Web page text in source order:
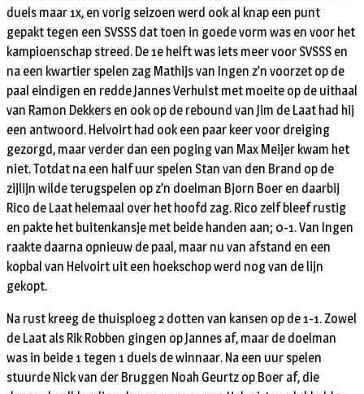
duels maar 1x, en vorig seizoen werd ook al knap een punt
gepakt tegen een SVSSS dat toen in goede vorm was en voor het
kampioenschap streed. De 1e helft was iets meer voor SVSSS en
na een kwartier spelen zag Mathijs van Ingen z’n voorzet op de
paal eindigen en redde Jannes Verhulst met moeite op de uithaal
van Ramon Dekkers en ook op de rebound van Jim de Laat had hij
een antwoord. Helvoirt had ook een paar keer voor dreiging
gezorgd, maar verder dan een poging van Max Meijer kwam het
niet. Totdat na een half uur spelen Stan van den Brand op de
zijlijn wilde terugspelen op z’n doelman Bjorn Boer en daarbij
Rico de Laat helemaal over het hoofd zag. Rico zelf bleef rustig
en pakte het buitenkansje met beide handen aan; 0-1. Van Ingen
raakte daarna opnieuw de paal, maar nu van afstand en een
kopbal van Helvoirt uit een hoekschop werd nog van de lijn
gekopt.
Na rust kreeg de thuisploeg 2 dotten van kansen op de 1-1. Zowel
de Laat als Rik Robben gingen op Jannes af, maar de doelman
was in beide 1 tegen 1 duels de winnaar. Na een uur spelen
stuurde Nick van der Bruggen Noah Geurtz op Boer af, die